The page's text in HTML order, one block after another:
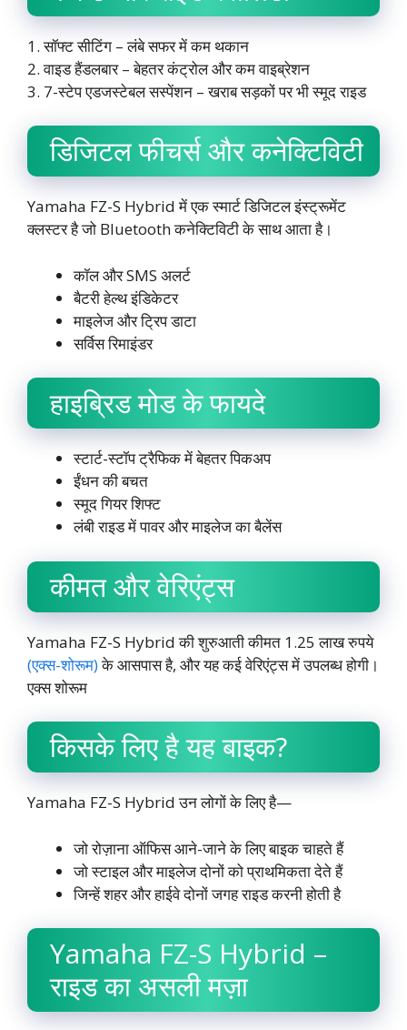
1. सॉफ्ट सीटिंग – लंबे सफर में कम थकान
2. वाइड हैंडलबार – बेहतर कंट्रोल और कम वाइब्रेशन
3. 7-स्टेप एडजस्टेबल सस्पेंशन – खराब सड़कों पर भी स्मूद राइड
डिजिटल फीचर्स और कनेक्टिविटी
Yamaha FZ-S Hybrid में एक स्मार्ट डिजिटल इंस्ट्रूमेंट
क्लस्टर है जो Bluetooth कनेक्टिविटी के साथ आता है।
कॉल और SMS अलर्ट
बैटरी हेल्थ इंडिकेटर
माइलेज और ट्रिप डाटा
सर्विस रिमाइंडर
हाइब्रिड मोड के फायदे
स्टार्ट-स्टॉप ट्रैफिक में बेहतर पिकअप
ईंधन की बचत
स्मूद गियर शिफ्ट
लंबी राइड में पावर और माइलेज का बैलेंस
कीमत और वेरिएंट्स
Yamaha FZ-S Hybrid की शुरुआती कीमत 1.25 लाख रुपये
(एक्स-शोरूम)के आसपास है, और यह कई वेरिएंट्स में उपलब्ध होगी।
एक्स शोरूम
किसके लिए है यह बाइक?
Yamaha FZ-S Hybrid उन लोगों के लिए है—
जो रोज़ाना ऑफिस आने-जाने के लिए बाइक चाहते हैं
जो स्टाइल और माइलेज दोनों को प्राथमिकता देते हैं
जिन्हें शहर और हाईवे दोनों जगह राइड करनी होती है
Yamaha FZ-S Hybrid –
राइड का असली मज़ा